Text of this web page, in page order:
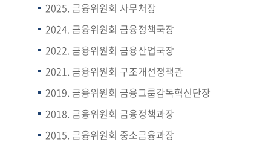
2025. 금융위원회 사무처장
2024. 금융위원회 금융정책국장
2022. 금융위원회 금융산업국장
2021. 금융위원회 구조개선정책관
2019. 금융위원회 금융그룹감독혁신단장
2018. 금융위원회 금융정책과장
2015. 금융위원회 중소금융과장